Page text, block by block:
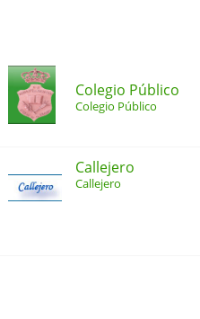
Colegio Público
Colegio Público
Callejero
Callejero